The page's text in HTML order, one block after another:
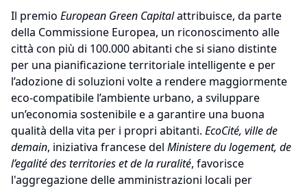
Il premio European Green Capitalattribuisce, da parte
della Commissione Europea, un riconoscimento alle
città con più di 100.000 abitanti che si siano distinte
per una pianificazione territoriale intelligente e per
l’adozione di soluzioni volte a rendere maggiormente
eco-compatibile l’ambiente urbano, a sviluppare
un’economia sostenibile e a garantire una buona
qualità della vita per i propri abitanti. EcoCité, ville de
demain, iniziativa francese del Ministere du logement, de
l’egalité des territories et de la ruralité, favorisce
l'aggregazione delle amministrazioni locali per